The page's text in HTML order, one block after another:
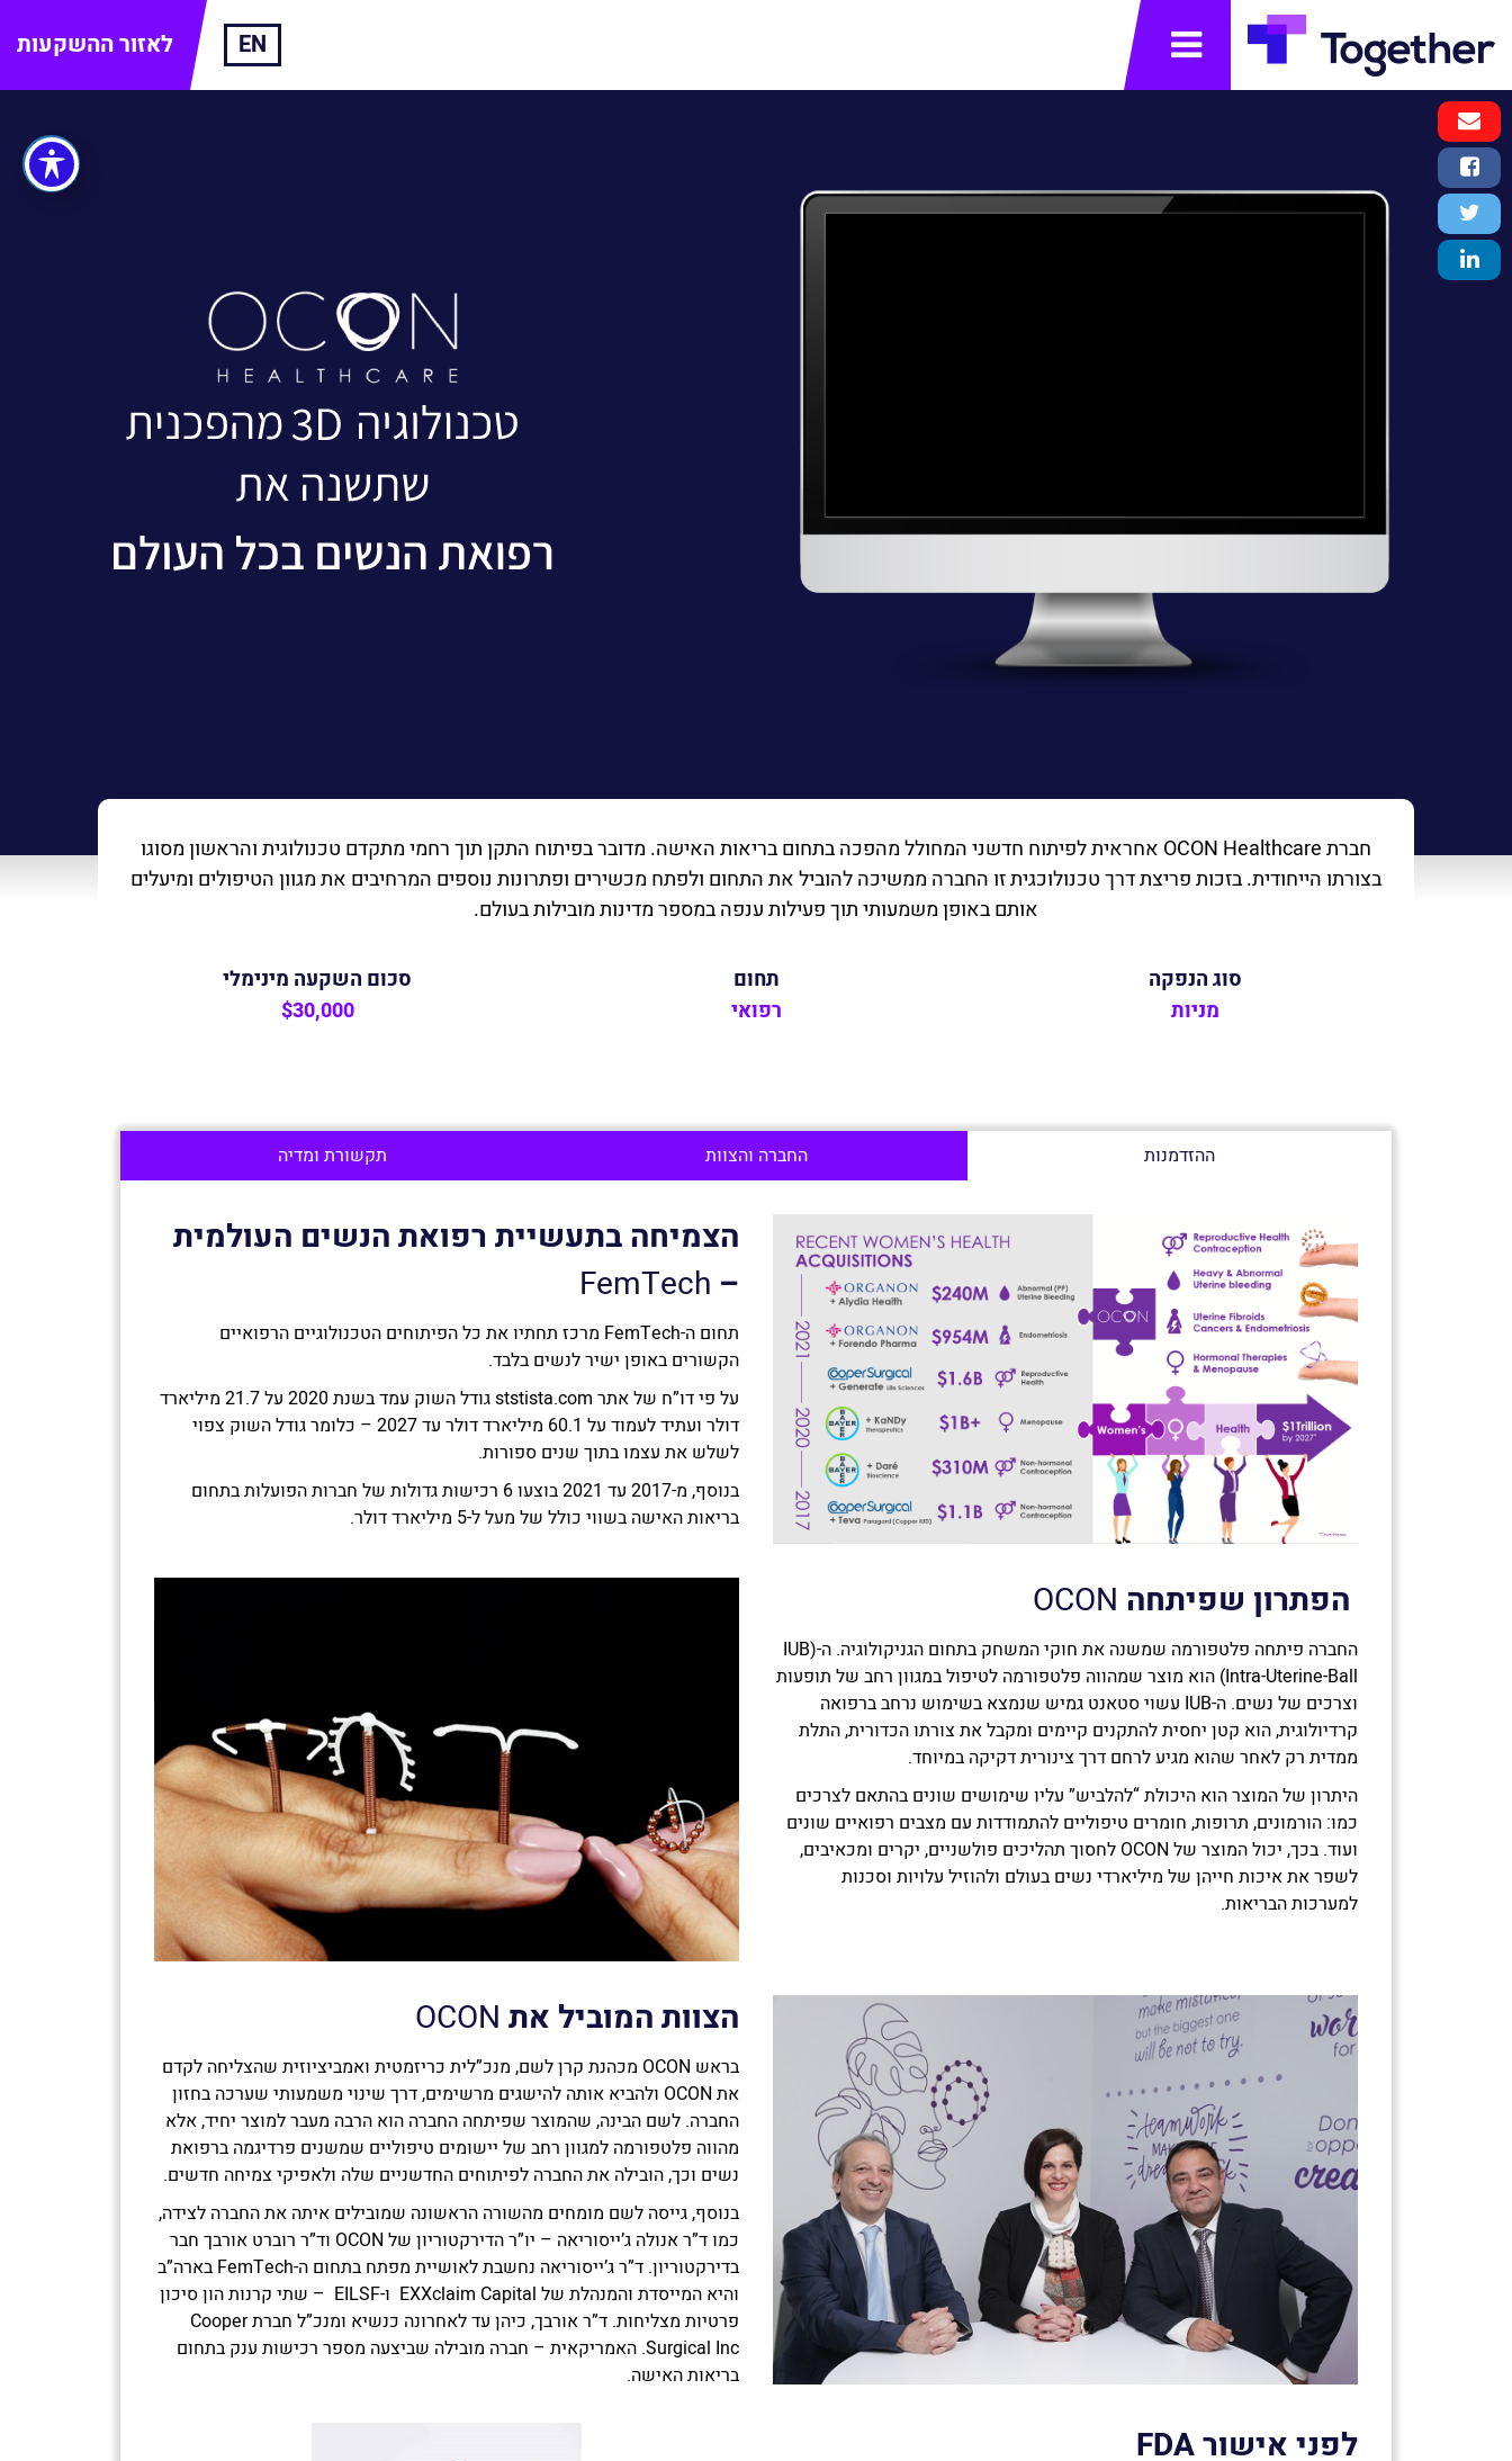
תפריט לאזור ההשקעות EN
חברת OCON Healthcare אחראית לפיתוח חדשני המחולל מהפכה בתחום בריאות האישה. מדובר בפיתוח התקן תוך רחמי מתקדם טכנולוגית והראשון מסוגו
בצורתו הייחודית. בזכות פריצת דרך טכנולוכגית זו החברה ממשיכה להוביל את התחום ולפתח מכשירים ופתרונות נוספים המרחיבים את מגוון הטיפולים ומיעלים
אותם באופן משמעותי תוך פעילות ענפה במספר מדינות מובילות בעולם.
סוג הנפקה
מניות
תחום
רפואי
סכום השקעה מינימלי
$30,000
ההזדמנות החברה והצוות תקשורת ומדיה
הצמיחה בתעשיית רפואת הנשים העולמית
–
FemTech
תחום ה-FemTech מרכז תחתיו את כל הפיתוחים הטכנולוגיים הרפואיים
הקשורים באופן ישיר לנשים בלבד.
על פי דו”ח של אתר ststista.com גודל השוק עמד בשנת 2020 על 21.7 מיליארד
דולר ועתיד לעמוד על 60.1 מיליארד דולר עד 2027 – כלומר גודל השוק צפוי
לשלש את עצמו בתוך שנים ספורות.
בנוסף, מ-2017 עד 2021 בוצעו 6 רכישות גדולות של חברות הפועלות בתחום
בריאות האישה בשווי כולל של מעל ל-5 מיליארד דולר.
הפתרון שפיתחה OCON
החברה פיתחה פלטפורמה שמשנה את חוקי המשחק בתחום הגניקולוגיה. ה-(IUB
(Intra-Uterine-Ball הוא מוצר שמהווה פלטפורמה לטיפול במגוון רחב של תופעות
וצרכים של נשים. ה-IUB עשוי סטאנט גמיש שנמצא בשימוש נרחב ברפואה
קרדיולוגית, הוא קטן יחסית להתקנים קיימים ומקבל את צורתו הכדורית, התלת
ממדית רק לאחר שהוא מגיע לרחם דרך צינורית דקיקה במיוחד.
היתרון של המוצר הוא היכולת “להלביש” עליו שימושים שונים בהתאם לצרכים
כמו: הורמונים, תרופות, חומרים טיפוליים להתמודדות עם מצבים רפואיים שונים
ועוד. בכך, יכול המוצר של OCON לחסוך תהליכים פולשניים, יקרים ומכאיבים,
לשפר את איכות חייהן של מיליארדי נשים בעולם ולהוזיל עלויות וסכנות
למערכות הבריאות.
הצוות המוביל את OCON
בראש OCON מכהנת קרן לשם, מנכ”לית כריזמטית ואמביציוזית שהצליחה לקדם
את OCON ולהביא אותה להישגים מרשימים, דרך שינוי משמעותי שערכה בחזון
החברה. לשם הבינה, שהמוצר שפיתחה החברה הוא הרבה מעבר למוצר יחיד, אלא
מהווה פלטפורמה למגוון רחב של יישומים טיפוליים שמשנים פרדיגמה ברפואת
נשים וכך, הובילה את החברה לפיתוחים החדשניים שלה ולאפיקי צמיחה חדשים.
בנוסף, גייסה לשם מומחים מהשורה הראשונה שמובילים איתה את החברה לצידה,
כמו ד”ר אנולה ג’ייסוריאה – יו”ר הדירקטוריון של OCON וד”ר רוברט אורבך חבר
בדירקטוריון. ד”ר ג’ייסוריאה נחשבת לאושיית מפתח בתחום ה-FemTech בארה”ב
והיא המייסדת והמנהלת של EXXclaim Capital ו-EILSF
– שתי קרנות הון סיכון
פרטיות מצליחות. ד”ר אורבך, כיהן עד לאחרונה כנשיא ומנכ”ל חברת Cooper
Surgical Inc. האמריקאית – חברה מובילה שביצעה מספר רכישות ענק בתחום
בריאות האישה.
לפני אישור FDA
Email
Message
Facebook
Share
Tweet
LinkedIn
Share